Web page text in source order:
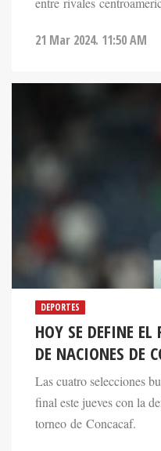
21 Mar 2024. 11:50 AM
DEPORTES
HOY SE DEFINE
DE NACIONES DE
Las cuatro selecciones
final este jueves con la
torneo de Concacaf.